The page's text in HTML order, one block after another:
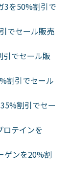
を50%割引で
でセール販売
でセール販
割引でセール
割引でセー
テインを
ンを20%割